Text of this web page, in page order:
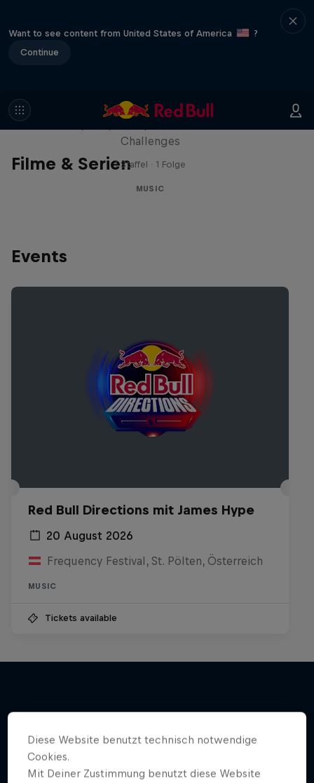
Want to see content from United States of America
?
Continue
Filme & Serien
Red Bull Trapped
Challenges
1 Staffel · 1 Folge
MUSIC
Events
Red Bull Directions mit James Hype
20 August 2026
Frequency Festival, St. Pölten, Österreich
MUSIC
Tickets available
Diese Website benutzt technisch notwendige
Cookies.
Mit Deiner Zustimmung benutzt diese Website